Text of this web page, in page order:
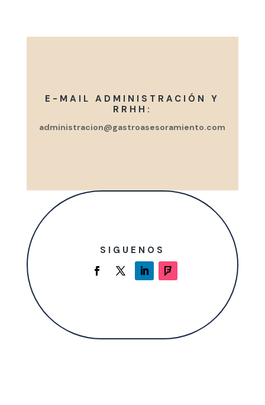
E-MAIL ADMINISTRACIÓN Y
RRHH:
administracion@gastroasesoramiento.com
SIGUENOS